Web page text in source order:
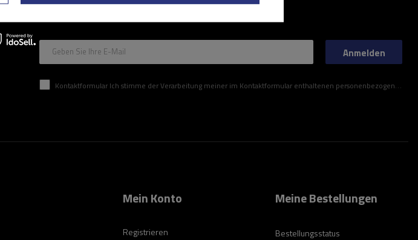
Geben Sie Ihre E-Mail
Kontaktformular Ich stimme der Verarbeitung meiner im Kontaktformular enthaltenen personenbezogenen Daten gemäß der Verordnung (EU) des Europäischen Parlaments und des Rates zu.
Anmelden
Mein Konto
Registrieren
Meine Bestellungen
Bestellungsstatus